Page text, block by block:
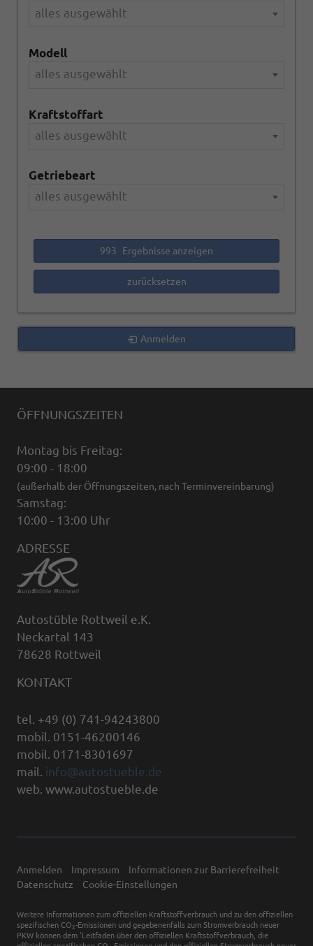
alles ausgewählt
Modell
alles ausgewählt
Kraftstoffart
alles ausgewählt
Getriebeart
alles ausgewählt
993 Ergebnisse anzeigen
zurücksetzen
Anmelden
ÖFFNUNGSZEITEN
Montag bis Freitag:
09:00 - 18:00
(außerhalb der Öffnungszeiten, nach Terminvereinbarung)
Samstag:
10:00 - 13:00 Uhr
ADRESSE
Autostüble Rottweil e.K.
Neckartal 143
78628 Rottweil
KONTAKT
tel. +49 (0) 741-94243800
mobil. 0151-46200146
mobil. 0171-8301697
mail. info@autostueble.de
web. www.autostueble.de
Anmelden Impressum
Informationen zur Barrierefreiheit
Datenschutz
Cookie-Einstellungen
Weitere Informationen zum offiziellen Kraftstoffverbrauch und zu den offiziellen
spezifischen CO 2-Emissionen und gegebenenfalls zum Stromverbrauch neuer
PKW können dem 'Leitfaden über den offiziellen Kraftstoffverbrauch, die